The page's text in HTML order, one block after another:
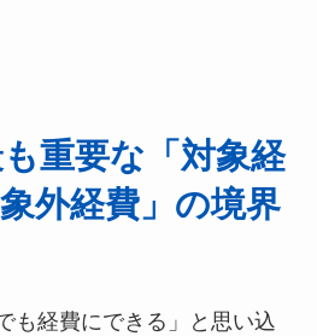
重要な「対象経
外経費」の境界
も経費にできる」と思い込